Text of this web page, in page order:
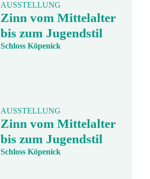
AUSSTELLUNG
Zinn vom Mittelalter
bis zum Jugendstil
Schloss Köpenick
AUSSTELLUNG
Zinn vom Mittelalter
bis zum Jugendstil
Schloss Köpenick